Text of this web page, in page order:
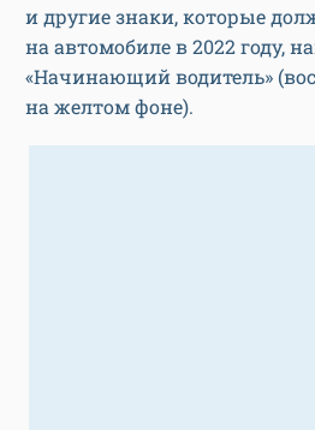
и другие знаки, которые
на автомобиле в 2022 году,
«Начинающий водитель»
на желтом фоне).